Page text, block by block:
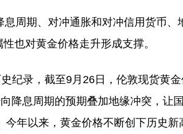
期、对冲通胀和对冲信用货币、
也对黄金价格走升形成支撑。
录，截至9月26日，伦敦现货黄
降息周期的预期叠加地缘冲突，让
年以来，黄金价格不断创下历史